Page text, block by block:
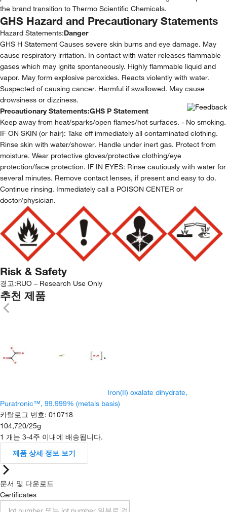
the brand transition to Thermo Scientific Chemicals.
GHS Hazard and Precautionary Statements
Hazard Statements:Danger
GHS H Statement Causes severe skin burns and eye damage. May
cause respiratory irritation. In contact with water releases flammable
gases which may ignite spontaneously. Highly flammable liquid and
vapor. May form explosive peroxides. Reacts violently with water.
Suspected of causing cancer. Harmful if swallowed. May cause
drowsiness or dizziness.
Precautionary Statements:GHS P Statement
Keep away from heat/sparks/open flames/hot surfaces. - No smoking.
IF ON SKIN (or hair): Take off immediately all contaminated clothing.
Rinse skin with water/shower. Handle under inert gas. Protect from
moisture. Wear protective gloves/protective clothing/eye
protection/face protection. IF IN EYES: Rinse cautiously with water for
several minutes. Remove contact lenses, if present and easy to do.
Continue rinsing. Immediately call a POISON CENTER or
doctor/physician.
Risk & Safety
경고:RUO – Research Use Only
추천 제품
Iron(II) oxalate dihydrate,
Puratronic™, 99.999% (metals basis)
카탈로그 번호: 010718
104,720/25g
1 개는 3-4주 이내에 배송됩니다.
제품 상세 정보 보기
문서 및 다운로드
Certificates